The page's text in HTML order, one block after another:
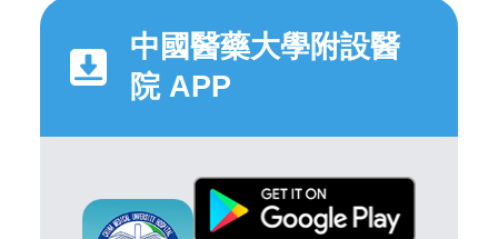
中國醫藥大學附設醫
院 APP